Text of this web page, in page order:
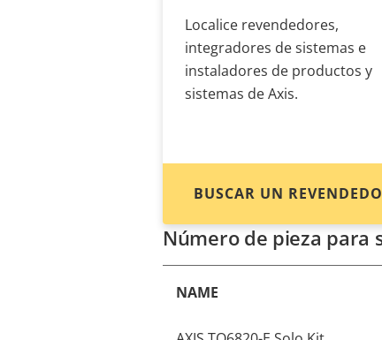
Localice revendedores,
integradores de sistemas e
instaladores de productos y
sistemas de Axis.
BUSCAR UN
Número de pieza para
NAME